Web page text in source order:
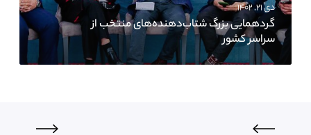
دی ۲۱, ۱۴۰۲
گردهمایی بزرگ شتاب‌دهنده‌های منتخب از
سراسر کشور